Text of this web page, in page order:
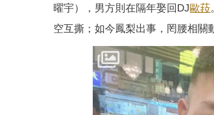
曜宇），男方則在隔年娶回DJ歐菈
空互撕；如今鳳梨出事，罔腰相關